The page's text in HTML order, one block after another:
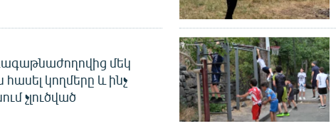
մեկ
կողմերը և ինչ
չլուծված